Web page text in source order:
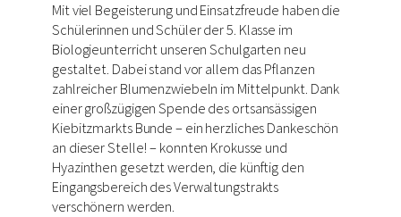
Mit viel Begeisterung und Einsatzfreude haben die
Schülerinnen und Schüler der 5. Klasse im
Biologieunterricht unseren Schulgarten neu
gestaltet. Dabei stand vor allem das Pflanzen
zahlreicher Blumenzwiebeln im Mittelpunkt. Dank
einer großzügigen Spende des ortsansässigen
Kiebitzmarkts Bunde – ein herzliches Dankeschön
an dieser Stelle! – konnten Krokusse und
Hyazinthen gesetzt werden, die künftig den
Eingangsbereich des Verwaltungstrakts
verschönern werden.